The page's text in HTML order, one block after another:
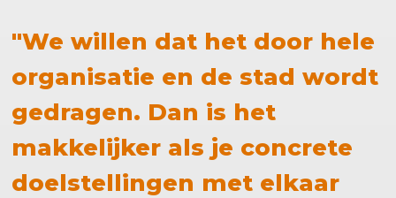
"We willen dat het door hele
organisatie en de stad wordt
gedragen. Dan is het
makkelijker als je concrete
doelstellingen met elkaar